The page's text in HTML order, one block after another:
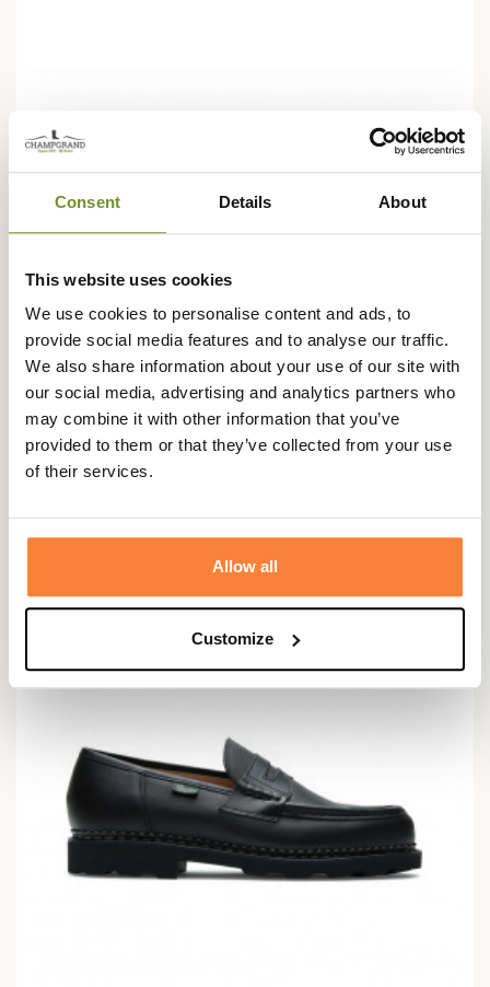
Consent Details About
This website uses cookies
We use cookies to personalise content and ads, to
provide social media features and to analyse our traffic.
We also share information about your use of our site with
our social media, advertising and analytics partners who
may combine it with other information that you’ve
provided to them or that they’ve collected from your use
of their services.
Allow all
Customize
PARABOOT